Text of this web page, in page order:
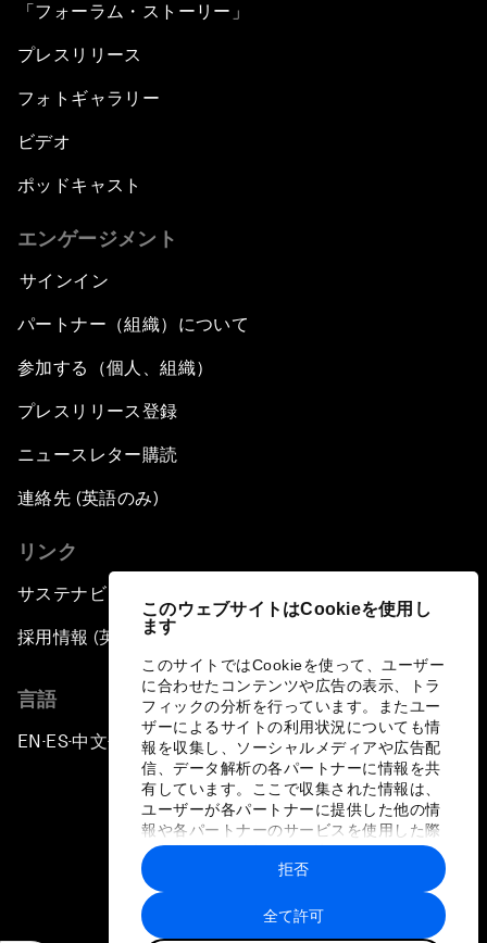
このウェブサイトはCookieを使用し
ます
このサイトではCookieを使って、ユーザー
に合わせたコンテンツや広告の表示、トラ
フィックの分析を行っています。またユー
ザーによるサイトの利用状況についても情
報を収集し、ソーシャルメディアや広告配
信、データ解析の各パートナーに情報を共
有しています。ここで収集された情報は、
ユーザーが各パートナーに提供した他の情
報や各パートナーのサービスを使用した際
に収集された情報と組み合わされ、各パー
トナーによって使用されることがありま
す。
全て許可
拒否
「フォーラム・ストーリー」
プレスリリース
フォトギャラリー
ビデオ
ポッドキャスト
エンゲージメント
サインイン
パートナー（組織）について
参加する（個人、組織）
プレスリリース登録
ニュースレター購読
連絡先 (英語のみ)
リンク
サステナビリティへの取り組み
採用情報 (英語のみ)
言語
EN ▪ ES▪中文▪ 日本語
プライバシーポリシーと利用規約
サイトマップ